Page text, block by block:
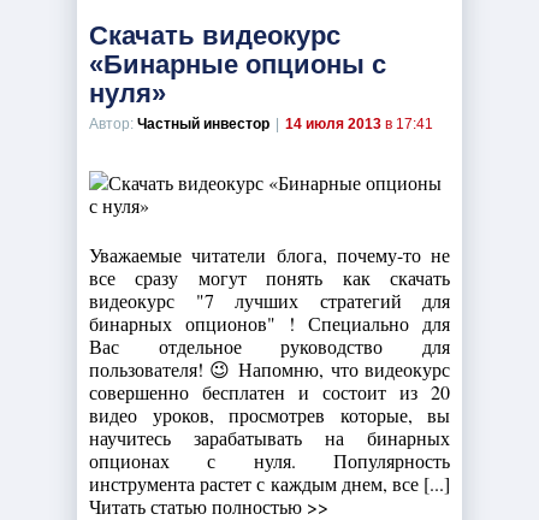
Скачать видеокурс
«Бинарные опционы с
нуля»
Автор: Частный инвестор 14 июля 2013 в 17:41
Уважаемые читатели блога, почему-то не
все сразу могут понять как скачать
видеокурс "7 лучших стратегий для
бинарных опционов" ! Специально для
Вас отдельное руководство для
пользователя! 😉 Напомню, что видеокурс
совершенно бесплатен и состоит из 20
видео уроков, просмотрев которые, вы
научитесь зарабатывать на бинарных
опционах с нуля. Популярность
инструмента растет с каждым днем, все [...]
Читать статью полностью >>